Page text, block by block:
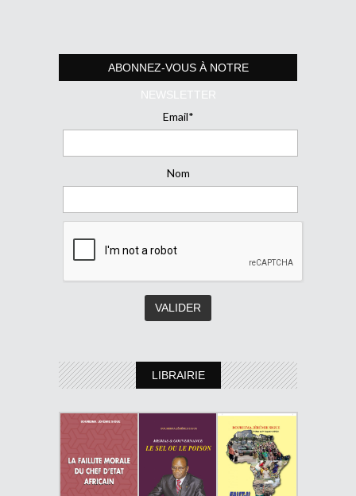
ABONNEZ-VOUS À NOTRE
NEWSLETTER
Email*
Nom
LIBRAIRIE